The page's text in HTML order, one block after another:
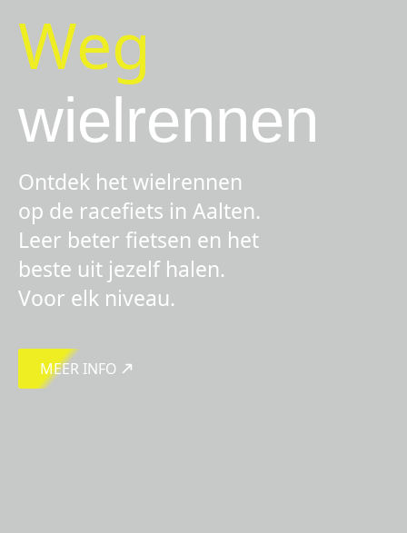
Weg
wielrennen
Ontdek het wielrennen
op de racefiets in Aalten.
Leer beter fietsen en het
beste uit jezelf halen.
Voor elk niveau.
MEER INFO